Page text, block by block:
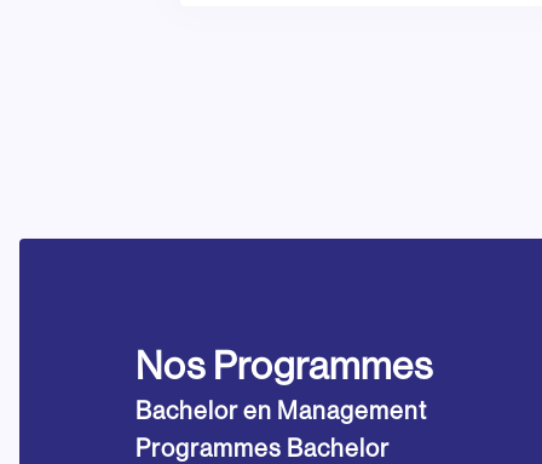
Nos Programmes
Bachelor en Management
Programmes Bachelor